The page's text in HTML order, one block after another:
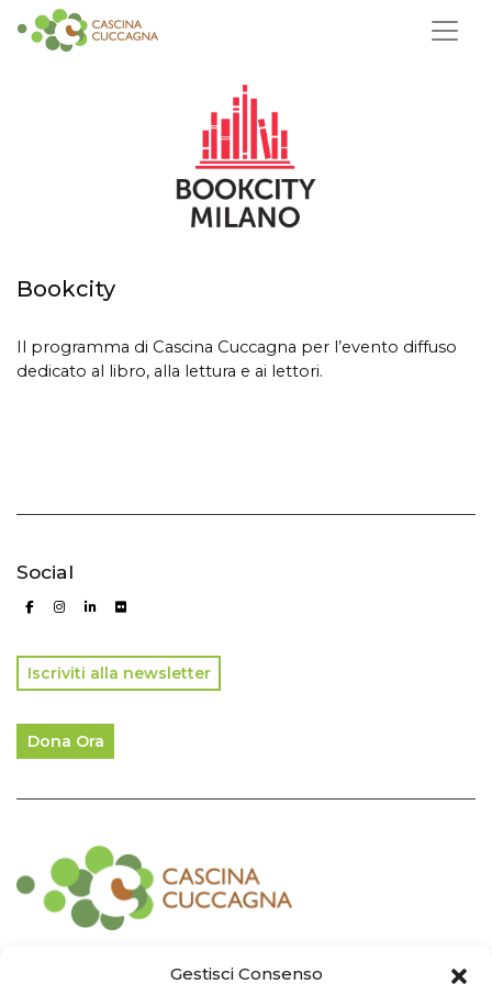
Gestisci Consenso
Bookcity
Il programma di Cascina Cuccagna per l’evento diffuso
dedicato al libro, alla lettura e ai lettori.
Social
Iscriviti alla newsletter
Dona Ora